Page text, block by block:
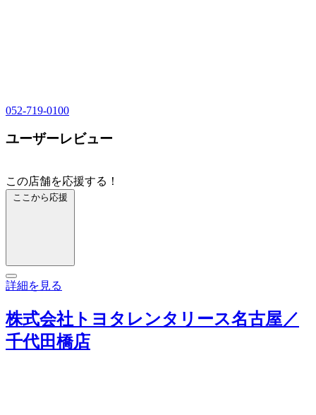
052-719-0100
ユーザーレビュー
この店舗を応援する！
ここから応援
詳細を見る
株式会社トヨタレンタリース名古屋／
千代田橋店